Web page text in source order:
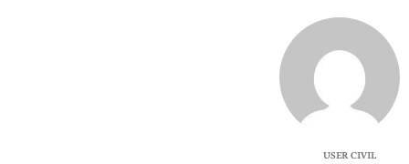
USER CIVIL